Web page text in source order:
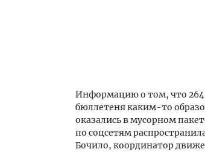
Информацию о том, что
бюллетеня каким-то
оказались в мусорном
по соцсетям
Бочило, координатор